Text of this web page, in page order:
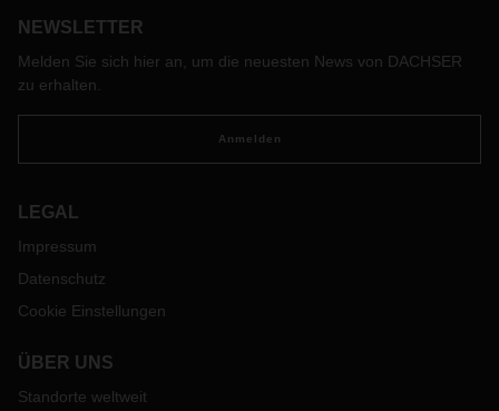
NEWSLETTER
Melden Sie sich hier an, um die neuesten News von DACHSER
zu erhalten.
Anmelden
LEGAL
Impressum
Datenschutz
Cookie Einstellungen
ÜBER UNS
Standorte weltweit